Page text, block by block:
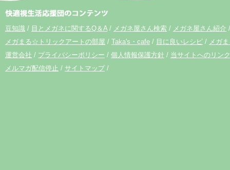
豆知識 目とメガネに関するQ＆A メガネ屋さん検索
メガネ屋さん紹介
メガまる☆トリックアートの部屋
Taka's・cafe 目に良いレシピ
メガ
運営会社
プライバシーポリシー 個人情報保護方針
当サイトへのリン
メルマガ配信停止
サイトマップ